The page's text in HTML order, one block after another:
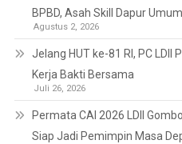
BPBD, Asah Skill Dapur
Agustus 2, 2026
Jelang HUT ke-81 RI, PC
Kerja Bakti Bersama
Juli 26, 2026
Permata CAI 2026 LDII
Siap Jadi Pemimpin Masa